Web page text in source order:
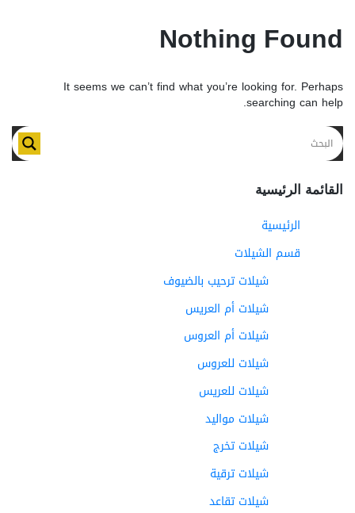
Nothing Found
It seems we can’t find what you’re looking for. Perhaps
searching can help.
القائمة الرئيسية
الرئيسية
قسم الشيلات
شيلات ترحيب بالضيوف
شيلات أم العريس
شيلات أم العروس
شيلات للعروس
شيلات للعريس
شيلات مواليد
شيلات تخرج
شيلات ترقية
شيلات تقاعد